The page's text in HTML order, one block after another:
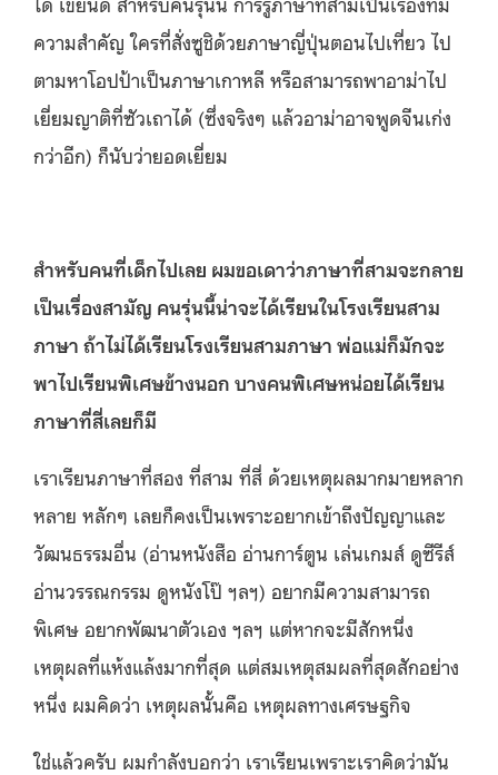
ความสำคัญ ใครที่สั่งซูชิด้วยภาษาญี่ปุ่นตอนไปเที่ยว ไป
ตามหาโอปป้าเป็นภาษาเกาหลี หรือสามารถพาอาม่าไป
เยี่ยมญาติที่ซัวเถาได้ (ซึ่งจริงๆ แล้วอาม่าอาจพูดจีนเก่ง
กว่าอีก) ก็นับว่ายอดเยี่ยม
สำหรับคนที่เด็กไปเลย ผมขอเดาว่าภาษาที่สามจะกลาย
เป็นเรื่องสามัญ คนรุ่นนี้น่าจะได้เรียนในโรงเรียนสาม
ภาษา ถ้าไม่ได้เรียนโรงเรียนสามภาษา พ่อแม่ก็มักจะ
พาไปเรียนพิเศษข้างนอก บางคนพิเศษหน่อยได้เรียน
ภาษาที่สี่เลยก็มี
เราเรียนภาษาที่สอง ที่สาม ที่สี่ ด้วยเหตุผลมากมายหลาก
หลาย หลักๆ เลยก็คงเป็นเพราะอยากเข้าถึงปัญญาและ
วัฒนธรรมอื่น (อ่านหนังสือ อ่านการ์ตูน เล่นเกมส์ ดูซีรีส์
อ่านวรรณกรรม ดูหนังโป๊ ฯลฯ) อยากมีความสามารถ
พิเศษ อยากพัฒนาตัวเอง ฯลฯ แต่หากจะมีสักหนึ่ง
เหตุผลที่แห้งแล้งมากที่สุด แต่สมเหตุสมผลที่สุดสักอย่าง
หนึ่ง ผมคิดว่า เหตุผลนั้นคือ เหตุผลทางเศรษฐกิจ
ใช่แล้วครับ ผมกำลังบอกว่า เราเรียนเพราะเราคิดว่ามัน